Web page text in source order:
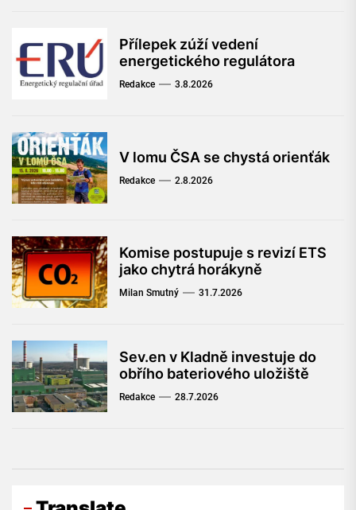
Přílepek zúží vedení
energetického regulátora
Redakce 3.8.2026
V lomu ČSA se chystá orienťák
Redakce 2.8.2026
Komise postupuje s revizí ETS
jako chytrá horákyně
Milan Smutný 31.7.2026
Sev.en v Kladně investuje do
obřího bateriového uložiště
Redakce 28.7.2026